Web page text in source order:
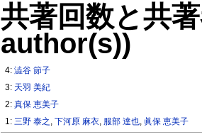
共著回数と共
author(s))
4:澁谷 節子
3: 天羽 美紀
2:真保 恵美子
1:三野 泰之 ,下河原 麻衣, 服部 達也, 眞保 恵美子